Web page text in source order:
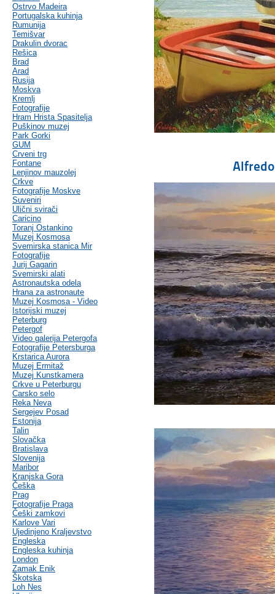
Ostrvo Madeira
Portugalska kuhinja
Rumunija
Temišvar
Drakulin dvorac
Rešica
Brad
Arad
Rusija
Moskva
Kremlj
Fotografije
Hram Hrista Spasitelja
Puškinov muzej
Park Gorki
GUM
Crveni trg
Fontane
Lenjinov mauzolej
Crkve
Fotografije Moskve
Suveniri
Ulični svirači
Caricino
Toranj Ostankino
Muzej Kosmosa
Svemirska stanica Mir
Fotografije
Jurij Gagarin
Svemirski alati
Astronautska odela
Hrana za astronaute
Muzej Kosmosa - Video
Istorijski muzej
Peterburg
Petergof
Video galerija Petergofa
Fotografije Petersburga
Krstarica Aurora
Muzej Ermitaž
Muzej Kunstkamera
Crkve u Peterburgu
Carsko selo
Reka Neva
Sergejev Posad
Estonija
Talin
Slovačka
Bratislava
Slovenija
Maribor
Kranjska Gora
Češka
Prag
Fotografije Praga
Češki zamkovi
Karlove Vari
Ujedinjeno Kraljevstvo
Engleska
Engleska kuhinja
London
Zamak Enik
Škotska
Loh Nes